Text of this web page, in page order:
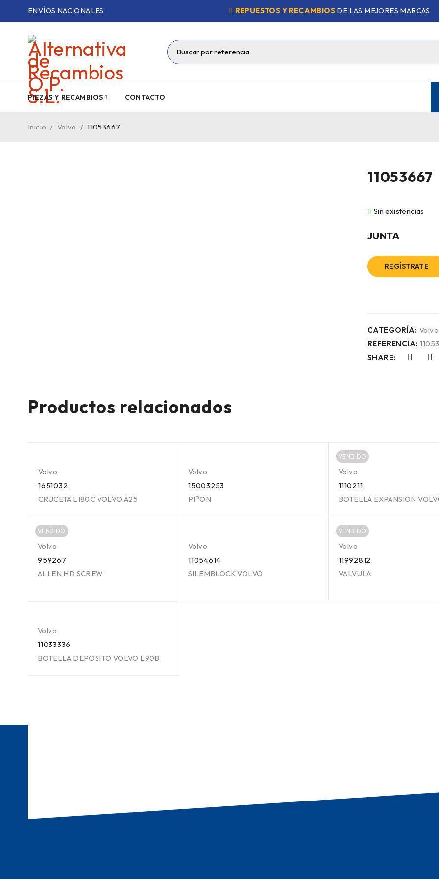
ENVÍOS NACIONALES REPUESTOS Y RECAMBIOS DE LAS MEJORES MARCAS
PIEZAS Y RECAMBIOS CONTACTO
Inicio / Volvo / 11053667
11053667
Sin existencias
JUNTA
REGÍSTRATE
CATEGORÍA: Volvo
REFERENCIA:
SHARE:
Productos relacionados
Volvo
1651032
CRUCETA L180C VOLVO A25
Volvo
15003253
PI?ON
VENDIDO
Volvo
1110211
BOTELLA EXPANSION
VENDIDO
Volvo
959267
ALLEN HD SCREW
Volvo
11054614
SILEMBLOCK VOLVO
VENDIDO
Volvo
11992812
VALVULA
Volvo
11033336
BOTELLA DEPOSITO VOLVO L90B